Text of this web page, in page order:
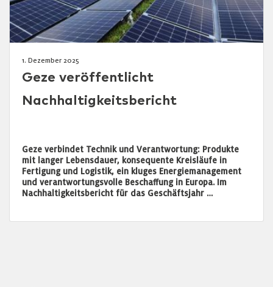
1. Dezember 2025
Geze veröffentlicht
Nachhaltigkeitsbericht
Geze verbindet Technik und Verantwortung: Produkte
mit langer Lebensdauer, konsequente Kreisläufe in
Fertigung und Logistik, ein kluges Energiemanagement
und verantwortungsvolle Beschaffung in Europa. Im
Nachhaltigkeitsbericht für das Geschäftsjahr …